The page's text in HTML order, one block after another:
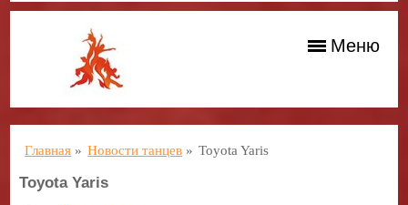
Меню
Главная » Новости танцев » Toyota Yaris
Toyota Yaris